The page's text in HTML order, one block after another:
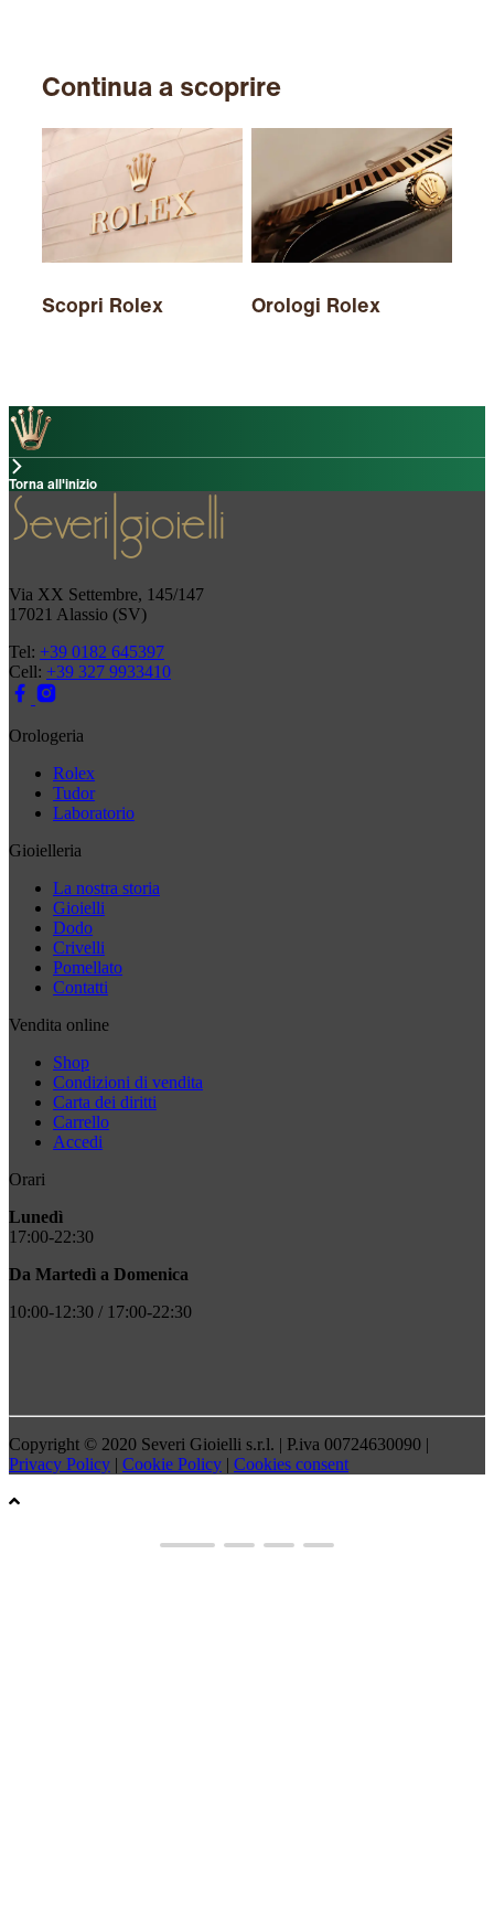
Continua a scoprire
Scopri Rolex Orologi Rolex
Torna all'inizio
Via XX Settembre, 145/147
17021 Alassio (SV)
Tel: +39 0182 645397
Cell: +39 327 9933410
Orologeria
Rolex
Tudor
Laboratorio
Gioielleria
La nostra storia
Gioielli
Dodo
Crivelli
Pomellato
Contatti
Vendita online
Shop
Condizioni di vendita
Carta dei diritti
Carrello
Accedi
Orari
Lunedì
17:00-22:30
Da Martedì a Domenica
10:00-12:30 / 17:00-22:30
Copyright © 2020 Severi Gioielli s.r.l. | P.iva 00724630090 |
Privacy Policy | Cookie Policy | Cookies consent